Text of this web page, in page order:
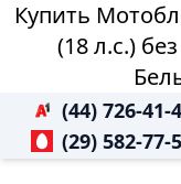
Купить
(18 л.с.)
(44) 726-41-
(29) 582-77-